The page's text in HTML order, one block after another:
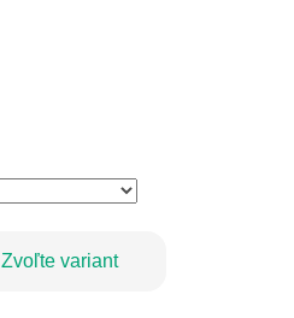
Zvoľte variant